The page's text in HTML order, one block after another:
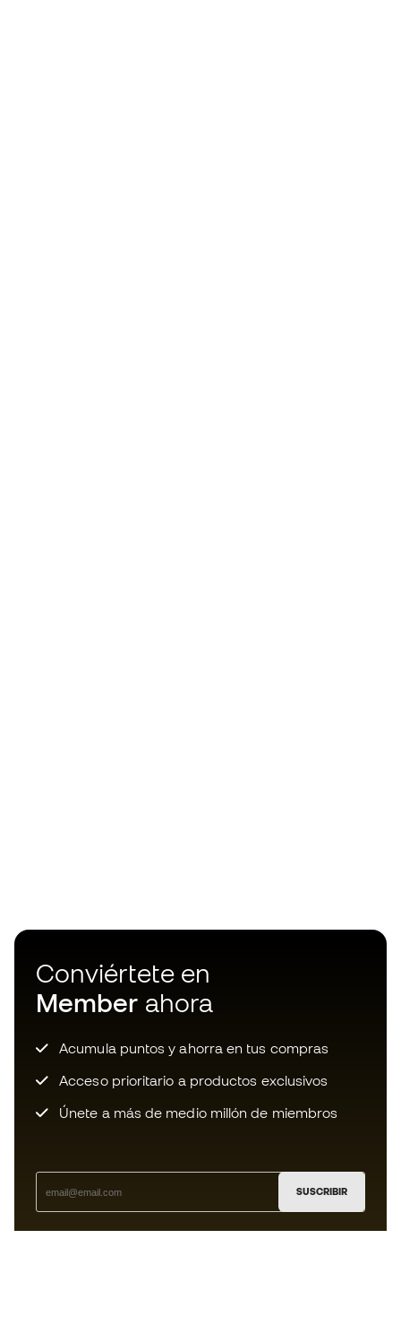
Conviértete en
Member ahora
Acumula puntos y ahorra en tus compras
Acceso prioritario a productos exclusivos
Únete a más de medio millón de miembros
SUSCRIBIR
Acepto recibir comunicaciones personalizadas para mi